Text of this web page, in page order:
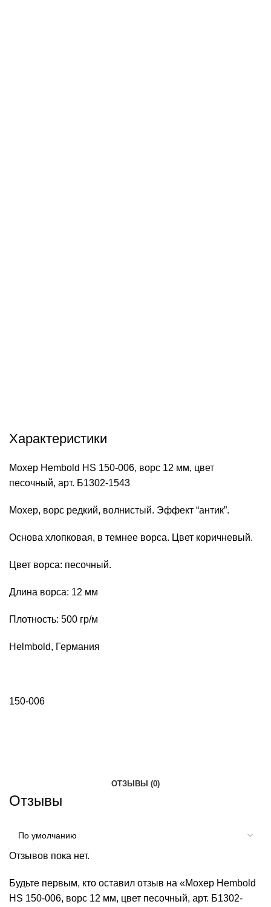
Характеристики
Мохер Hembold HS 150-006, ворс 12 мм, цвет
песочный, арт. Б1302-1543
Мохер, ворс редкий, волнистый. Эффект “антик”.
Основа хлопковая, в темнее ворса. Цвет коричневый.
Цвет ворса: песочный.
Длина ворса: 12 мм
Плотность: 500 гр/м
Helmbold, Германия
150-006
ОТЗЫВЫ (0)
Отзывы
Отзывов пока нет.
Будьте первым, кто оставил отзыв на «Мохер Hembold
HS 150-006, ворс 12 мм, цвет песочный, арт. Б1302-